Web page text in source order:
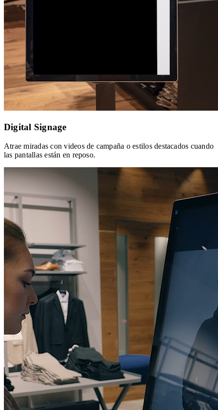
Digital Signage
Atrae miradas con videos de campaña o estilos destacados cuando
las pantallas están en reposo.